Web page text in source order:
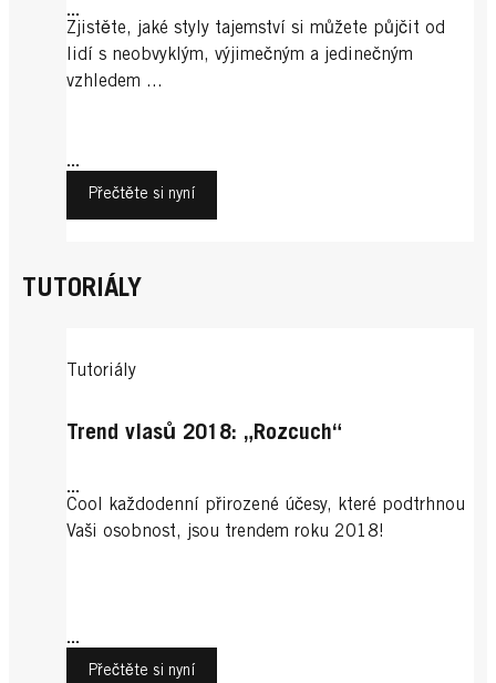
...
Zjistěte, jaké styly tajemství si můžete půjčit od
lidí s neobvyklým, výjimečným a jedinečným
vzhledem ...
...
Přečtěte si nyní
TUTORIÁLY
Tutoriály
Trend vlasů 2018: „Rozcuch“
...
Cool každodenní přirozené účesy, které podtrhnou
Vaši osobnost, jsou trendem roku 2018!
...
Přečtěte si nyní